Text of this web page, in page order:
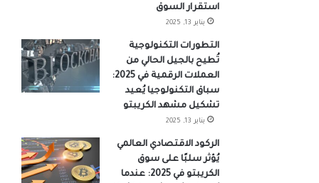
استقرار السوق
يناير 13, 2025
التطورات التكنولوجية
تُطيح بالجيل الحالي من
العملات الرقمية في 2025:
سباق التكنولوجيا يُعيد
تشكيل مشهد الكريبتو
يناير 13, 2025
الركود الاقتصادي العالمي
يُؤثر سلبًا على سوق
الكريبتو في 2025: عندما